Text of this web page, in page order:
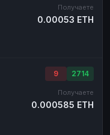
Получаете
0.00053 ETH
9 2714
Получаете
0.000585 ETH